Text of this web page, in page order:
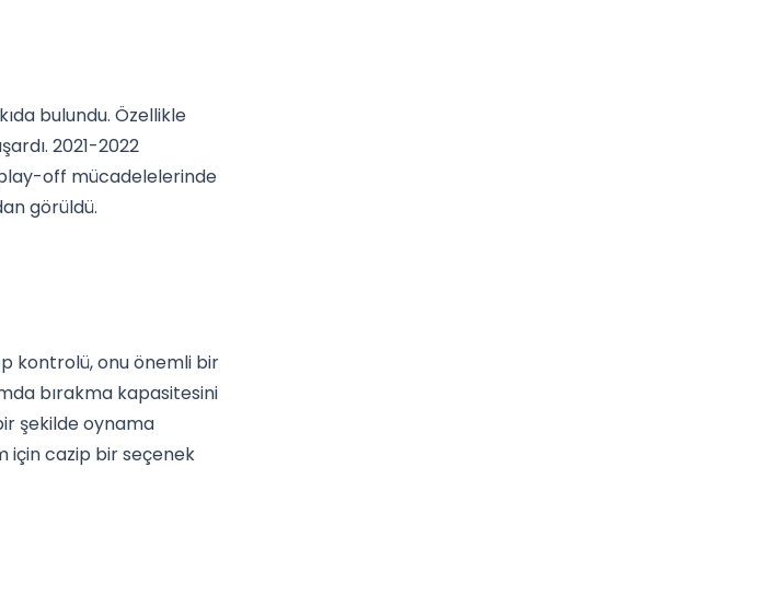
bulundu. Özellikle
2021-2022
play-off mücadelelerinde
görüldü.
kontrolü, onu önemli bir
bırakma kapasitesini
şekilde oynama
için cazip bir seçenek